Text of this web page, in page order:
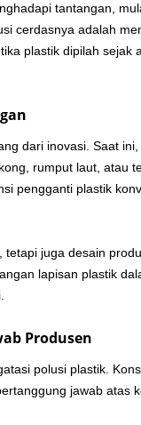
tantangan,
cerdasnya adalah
plastik dipilah sejak
dari inovasi. Saat
rumput laut, atau
pengganti plastik
juga desain
lapisan plastik
Produsen
polusi plastik.
jawab atas